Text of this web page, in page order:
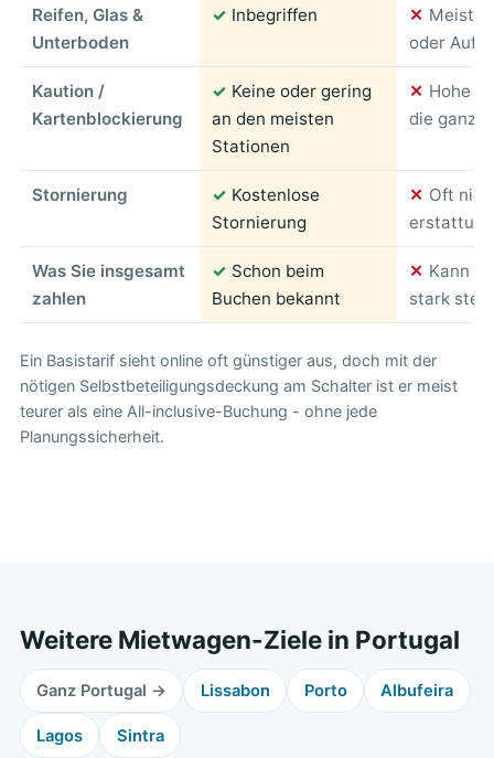
Reifen, Glas &
Unterboden
✓ Inbegriffen ✕ Meist
oder
Kaution /
Kartenblockierung
✓ Keine oder gering
an den meisten
Stationen
✕ Hohe
die ganze
Stornierung ✓ Kostenlose
Stornierung
✕ Oft
Was Sie insgesamt
zahlen
✓ Schon beim
Buchen bekannt
✕ Kann
stark
Ein Basistarif sieht online oft günstiger aus, doch mit der
nötigen Selbstbeteiligungsdeckung am Schalter ist er meist
teurer als eine All-inclusive-Buchung - ohne jede
Planungssicherheit.
Weitere Mietwagen-Ziele in Portugal
Ganz Portugal → Lissabon Porto Albufeira
Lagos Sintra